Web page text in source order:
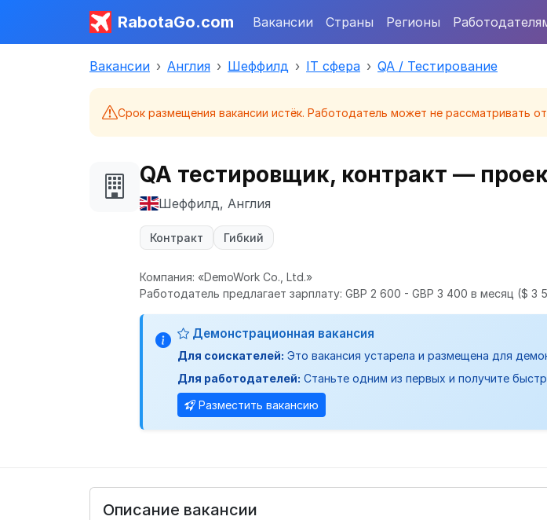
RabotaGo.com Вакансии Страны Регионы
Вакансии Англия Шеффилд IT сфера QA / Тестирование
Срок размещения вакансии истёк. Работодатель может не рассматривать
QA тестировщик, контракт —
Шеффилд, Англия
Контракт Гибкий
Компания: «DemoWork Co., Ltd.»
Работодатель предлагает зарплату: GBP 2 600 - GBP 3 400 в месяц ($ 3
Демонстрационная вакансия
Для соискателей: Это вакансия устарела и размещена для
Для работодателей: Станьте одним из первых и получите
Разместить вакансию
Описание вакансии